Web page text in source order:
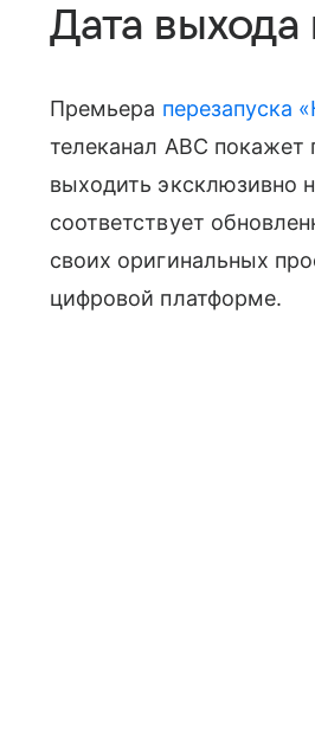
Дата выхода
Премьера перезапуска
телеканал ABC покажет
выходить эксклюзивно
соответствует
своих оригинальных
цифровой платформе.